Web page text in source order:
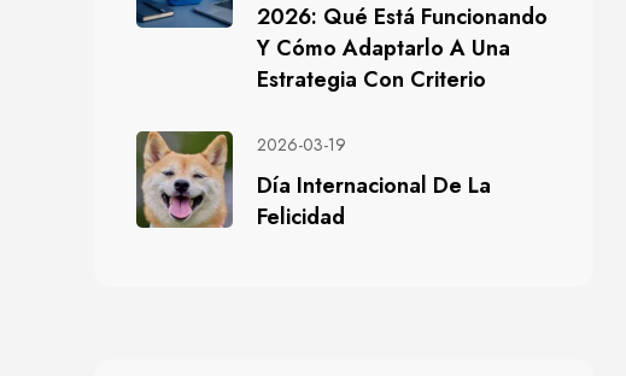
2026: Qué Está Funcionando
Y Cómo Adaptarlo A Una
Estrategia Con Criterio
2026-03-19
Día Internacional De La
Felicidad